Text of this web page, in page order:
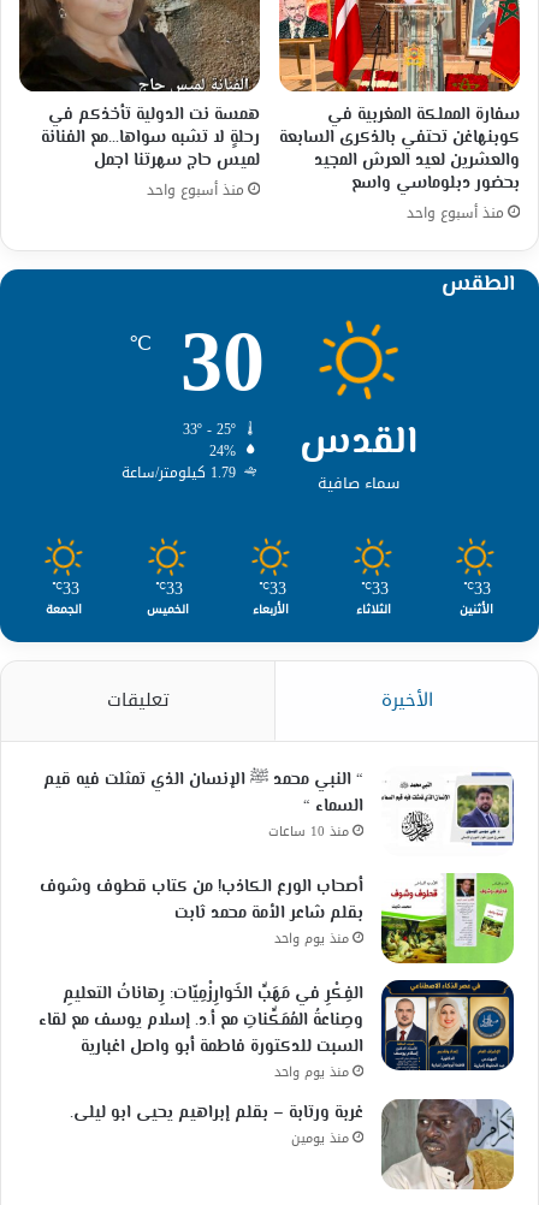
سفارة المملكة المغربية في
كوبنهاغن تحتفي بالذكرى السابعة
والعشرين لعيد العرش المجيد
بحضور دبلوماسي واسع
منذ أسبوع واحد
همسة نت الدولية تأخذكم في
رحلةٍ لا تشبه سواها…مع الفنانة
لميس حاج سهرتنا اجمل
منذ أسبوع واحد
الطقس
القدس
سماء صافية
30
℃
24%
1.79 كيلومتر/ساعة
33
℃
الأثنين
33
℃
الثلاثاء
33
℃
الأربعاء
33
℃
الخميس
33
℃
الجمعة
الأخيرة تعليقات
“ النبي محمد ﷺ الإنسان الذي تمثلت فيه قيم
السماء “
منذ 10 ساعات
أصحاب الورع الكاذب! من كتاب قطوف وشوف
بقلم شاعر الأمة محمد ثابت
منذ يوم واحد
الفِكْرِ في مَهَبِّ الخَوارِزْمِيّات: رِهاناتُ التعليمِ
وصِناعةُ المُمَكِّناتِ مع أ.د. إسلام يوسف مع لقاء
السبت للدكتورة فاطمة أبو واصل اغبارية
منذ يوم واحد
غربة ورتابة – بقلم إبراهيم يحيى ابو ليلى.
منذ يومين